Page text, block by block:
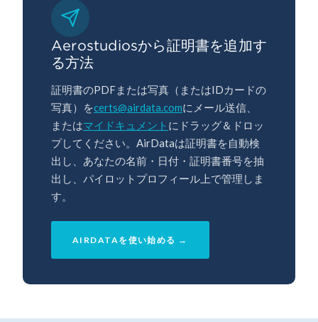
Aerostudiosから証明書を追加す
る方法
証明書のPDFまたは写真（またはIDカードの
写真）をcerts@airdata.comにメール送信、
またはマイドキュメント にドラッグ＆ドロッ
プしてください。AirDataは証明書を自動検
出し、あなたの名前・日付・証明書番号を抽
出し、パイロットプロフィール上で管理しま
す。
AIRDATAを使い始める →